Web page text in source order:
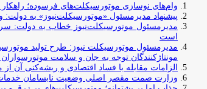
وام‌های نوسازی موتورسیکلت‌های فرسوده؛ راهکار واقعی یا بازی با
پیشنهاد مدیرمسئول «موتورسیکلت‌نیوز» به
مدیرمسئول موتورسیکلت‌نیوز خطاب به دولت:
است
مدیرمسئول موتورسیکلت نیوز: طرح تولید
مونتاژکنندگان توجه به جان و سلامت
الزامات مقابله با فساد اقتصادی و ریشه‌کنی آن
وزارت صمت مقصر اصلی وضعیت نابسامان